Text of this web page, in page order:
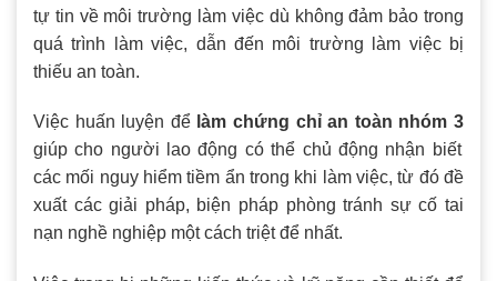
tự tin về môi trường làm việc dù không đảm bảo trong
quá trình làm việc, dẫn đến môi trường làm việc bị
thiếu an toàn.
Việc huấn luyện để làm chứng chỉ an toàn nhóm 3
giúp cho người lao động có thể chủ động nhận biết
các mối nguy hiểm tiềm ẩn trong khi làm việc, từ đó đề
xuất các giải pháp, biện pháp phòng tránh sự cố tai
nạn nghề nghiệp một cách triệt để nhất.